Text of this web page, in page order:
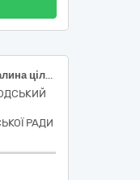
Вишня без кісточки заморожена, Малина ціла заморожена
РАДИ